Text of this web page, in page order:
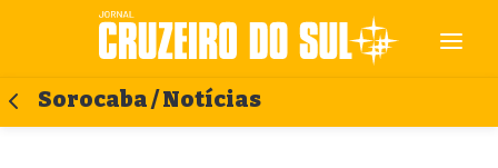
Sorocaba / Notícias